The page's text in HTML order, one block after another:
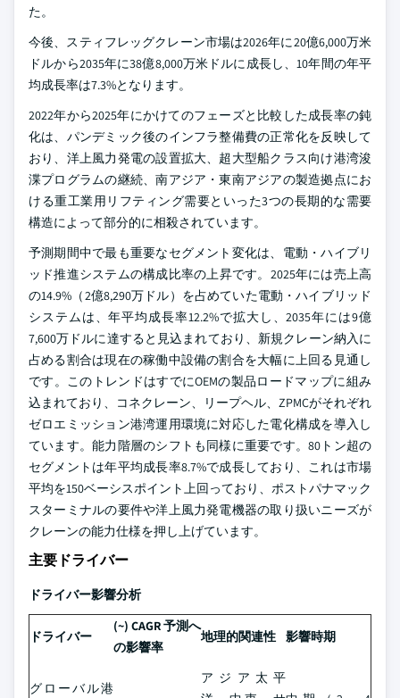
た。
今後、スティフレッグクレーン市場は2026年に20億6,000万米
ドルから2035年に38億8,000万米ドルに成長し、10年間の年平
均成長率は7.3%となります。
2022年から2025年にかけてのフェーズと比較した成長率の鈍
化は、パンデミック後のインフラ整備費の正常化を反映して
おり、洋上風力発電の設置拡大、超大型船クラス向け港湾浚
渫プログラムの継続、南アジア・東南アジアの製造拠点にお
ける重工業用リフティング需要といった3つの長期的な需要
構造によって部分的に相殺されています。
予測期間中で最も重要なセグメント変化は、電動・ハイブリ
ッド推進システムの構成比率の上昇です。2025年には売上高
の14.9%（2億8,290万ドル）を占めていた電動・ハイブリッド
システムは、年平均成長率12.2%で拡大し、2035年には9億
7,600万ドルに達すると見込まれており、新規クレーン納入に
占める割合は現在の稼働中設備の割合を大幅に上回る見通し
です。このトレンドはすでにOEMの製品ロードマップに組み
込まれており、コネクレーン、リープヘル、ZPMCがそれぞれ
ゼロエミッション港湾運用環境に対応した電化構成を導入し
ています。能力階層のシフトも同様に重要です。80トン超の
セグメントは年平均成長率8.7%で成長しており、これは市場
平均を150ベーシスポイント上回っており、ポストパナマック
スターミナルの要件や洋上風力発電機器の取り扱いニーズが
クレーンの能力仕様を押し上げています。
主要ドライバー
ドライバー影響分析
ドライバー
(~) CAGR 予測へ
の影響率
地理的関連性 影響時期
グローバル港
アジア太平